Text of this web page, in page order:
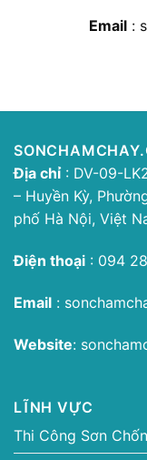
Email:
Địa chỉ: DV-09-
– Huyền Kỳ,
phố Hà Nội, Việt
Điện thoại : 094
Email :
Website:
LĨNH VỰC
Thi Công Sơn